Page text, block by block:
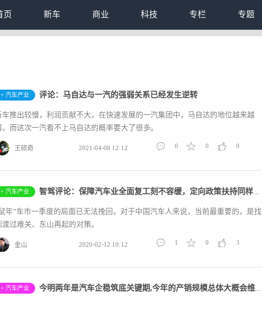
页 新车 商业 科技 专栏 专题
+ 汽车产业 评论：马自达与一汽的强弱关系已经发生逆转
车推出较慢，利润贡献不大，在快速发展的一汽集团中，马自达的地位越来越
，而这次一汽看不上马自达的概率要大了很多。
王硕奇 2021-04-08 12:12 0
0
0
+ 汽车产业 智驾评论：保障汽车业全面复工刻不容缓，定向政策扶持同样刻不容
年”车市一季度的局面已无法挽回，对于中国汽车人来说，当前最重要的，是找
渡过难关、东山再起的对策。
金山 2020-02-12 10:12 3
0
1
+ 汽车产业 今明两年是汽车企稳筑底关键期,今年的产销规模总体大概会维持在2